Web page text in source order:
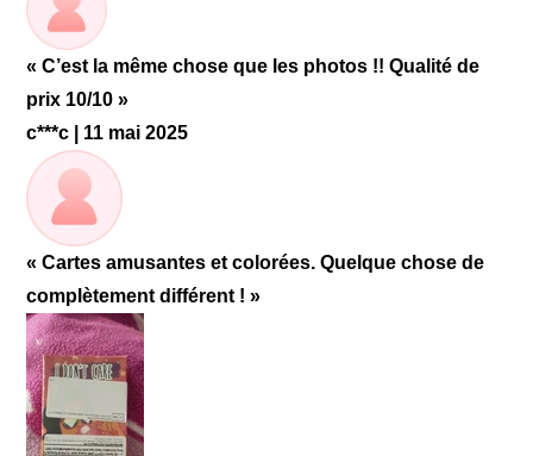
« C’est la même chose que les photos !! Qualité de
prix 10/10 »
c***c | 11 mai 2025
« Cartes amusantes et colorées. Quelque chose de
complètement différent ! »